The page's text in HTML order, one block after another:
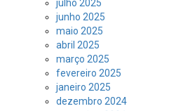
julho 2025
junho 2025
maio 2025
abril 2025
março 2025
fevereiro 2025
janeiro 2025
dezembro 2024